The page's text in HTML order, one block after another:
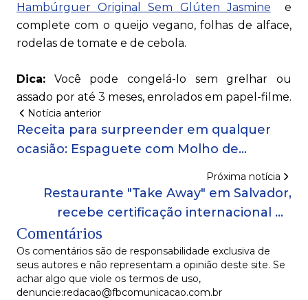
Hambúrguer Original Sem Glúten Jasmine e
complete com o queijo vegano, folhas de alface,
rodelas de tomate e de cebola.
Dica: Você pode congelá-lo sem grelhar ou
assado por até 3 meses, enrolados em papel-filme.
Notícia anterior
Receita para surpreender em qualquer
ocasião: Espaguete com Molho de
Tomate Assado e Mini Almôndegas!
Próxima notícia
Restaurante "Take Away" em Salvador,
recebe certificação internacional na
categoria gastronomia japonesa!
Comentários
Os comentários são de responsabilidade exclusiva de
seus autores e não representam a opinião deste site. Se
achar algo que viole os termos de uso,
denuncie:redacao@fbcomunicacao.com.br